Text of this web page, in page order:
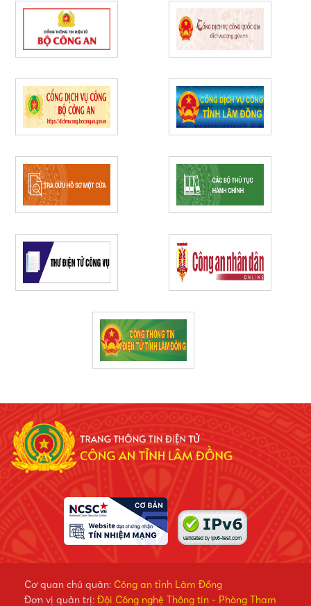
phường phan thiết năm
2026
Cơ quan chủ quản: Công an tỉnh Lâm Đồng
Đơn vị quản trị: Đội Công nghệ Thông tin - Phòng Tham